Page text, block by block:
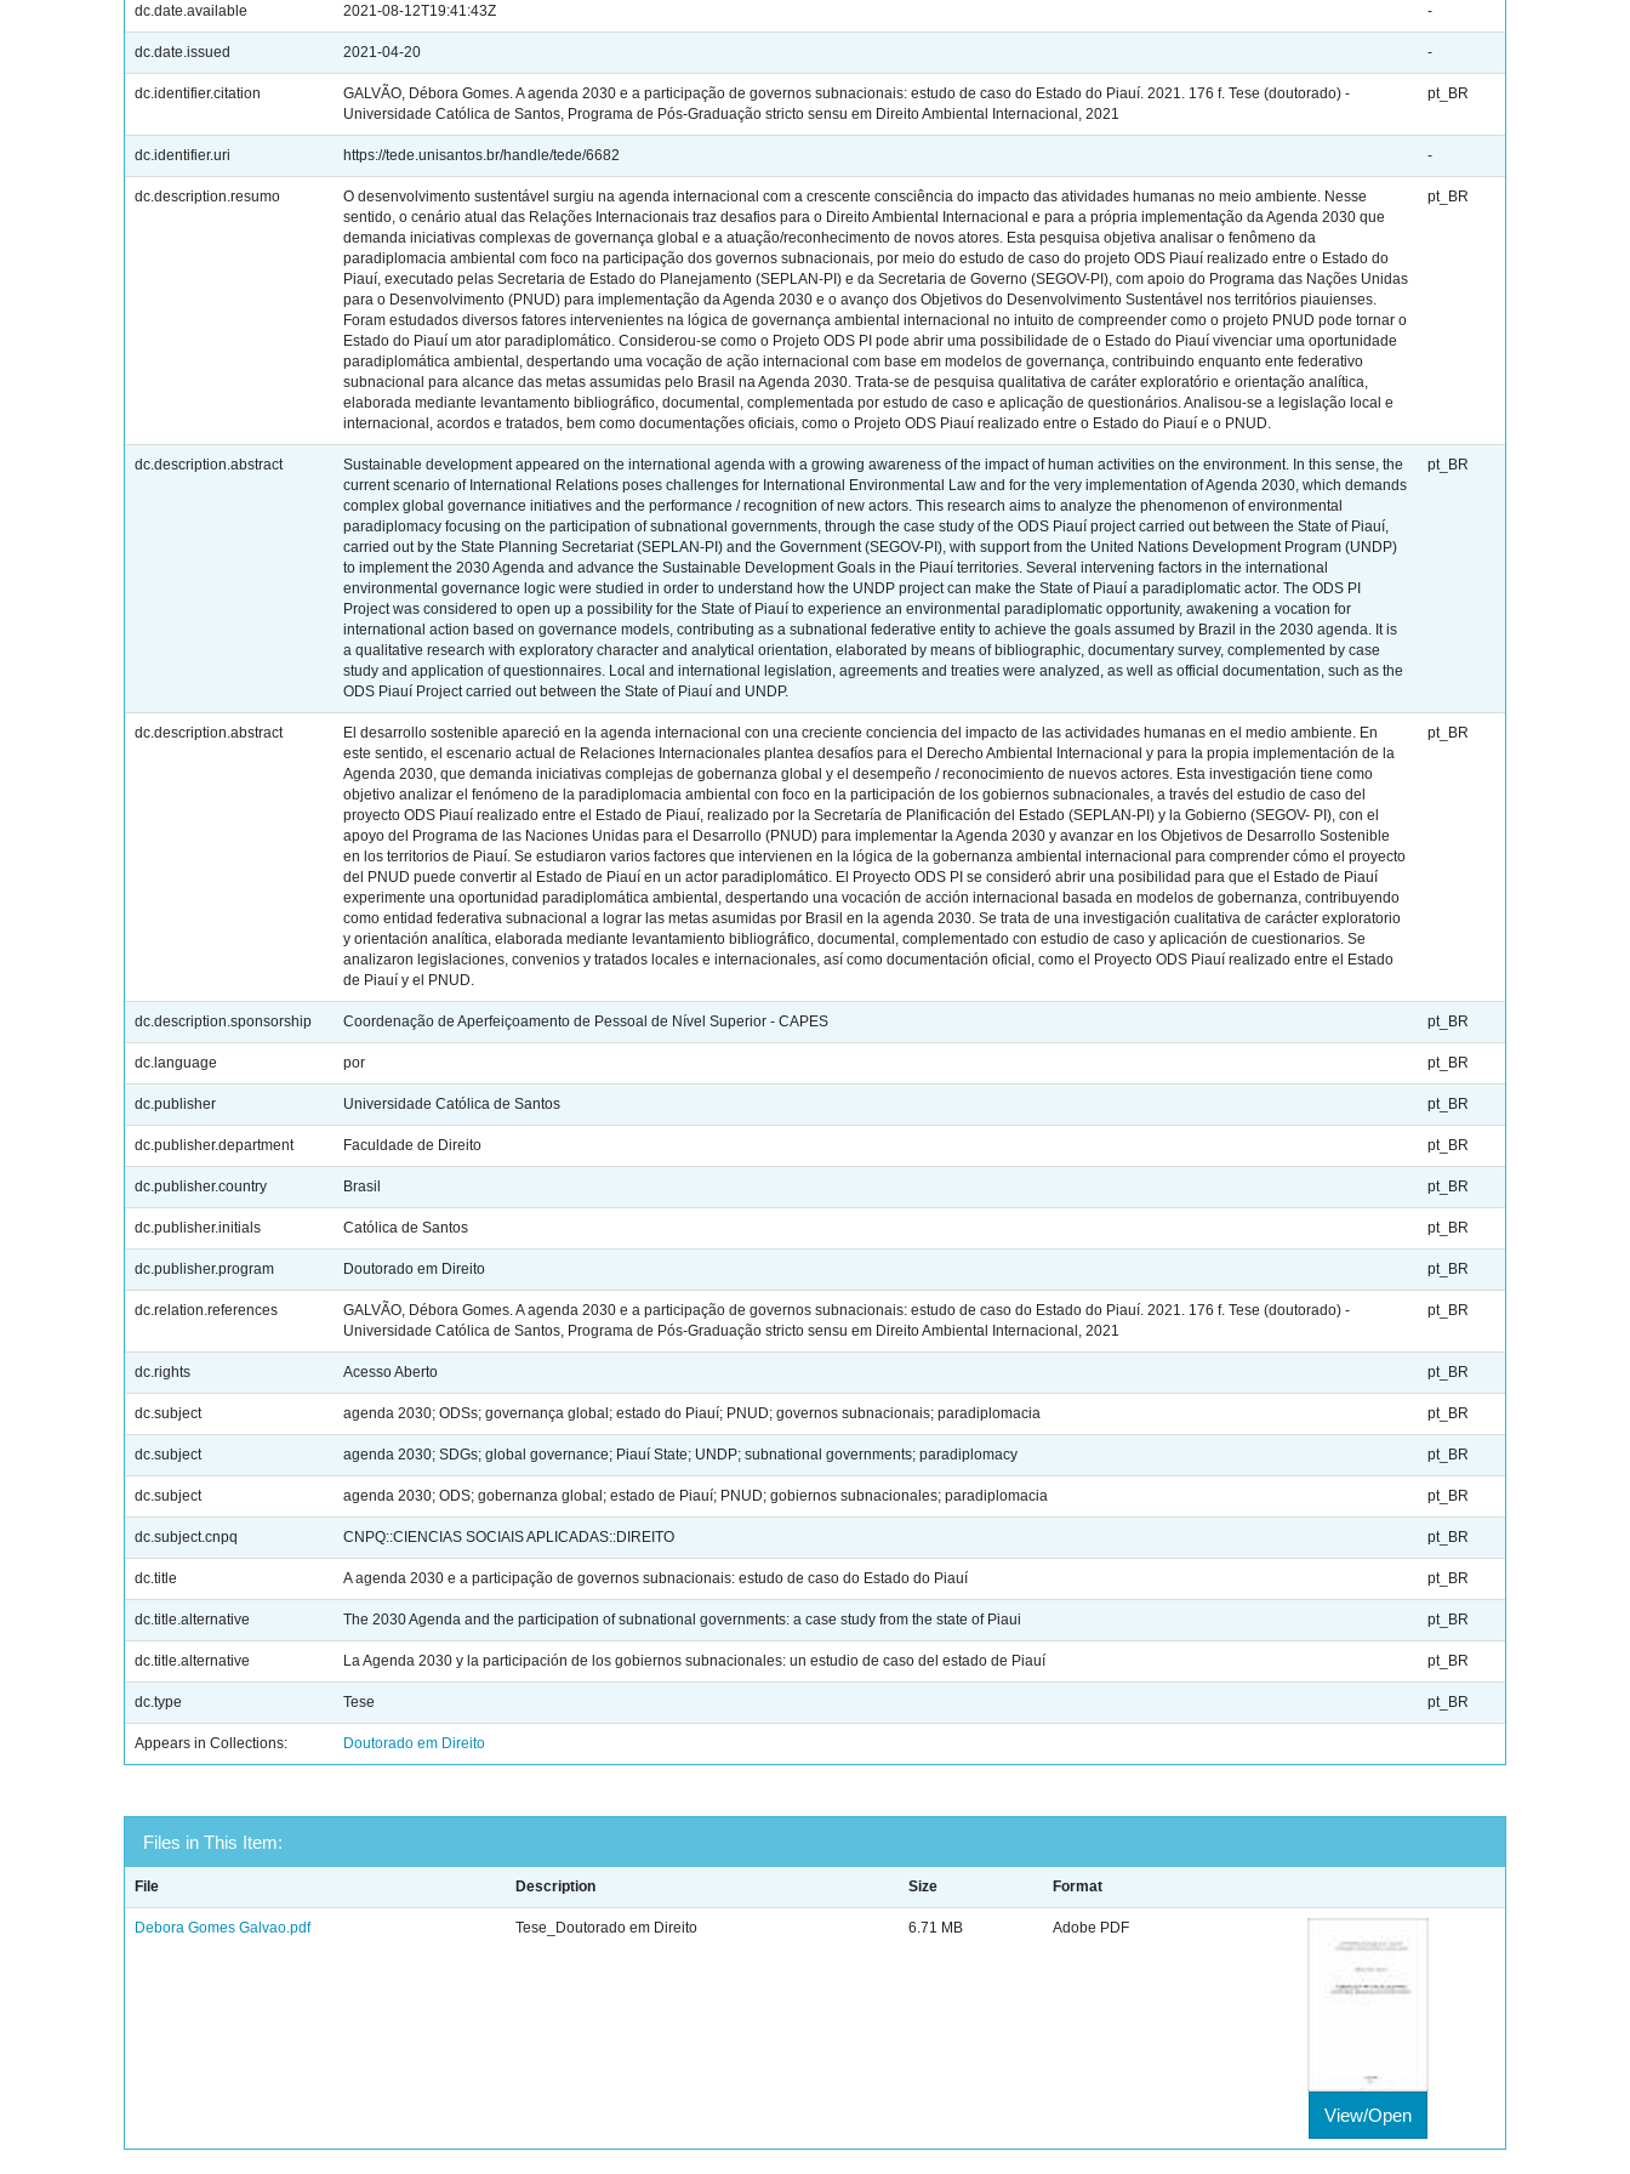
dc.date.available 2021-08-12T19:41:43Z -
dc.date.issued 2021-04-20 -
dc.identifier.citation
GALVÃO, Débora Gomes. A agenda 2030 e a participação de governos subnacionais: estudo de caso do Estado do Piauí. 2021. 176 f. Tese (doutorado) -
Universidade Católica de Santos, Programa de Pós-Graduação stricto sensu em Direito Ambiental Internacional, 2021
pt_BR
dc.identifier.uri https://tede.unisantos.br/handle/tede/6682 -
dc.description.resumo
O desenvolvimento sustentável surgiu na agenda internacional com a crescente consciência do impacto das atividades humanas no meio ambiente. Nesse
sentido, o cenário atual das Relações Internacionais traz desafios para o Direito Ambiental Internacional e para a própria implementação da Agenda 2030 que
demanda iniciativas complexas de governança global e a atuação/reconhecimento de novos atores. Esta pesquisa objetiva analisar o fenômeno da
paradiplomacia ambiental com foco na participação dos governos subnacionais, por meio do estudo de caso do projeto ODS Piauí realizado entre o Estado do
Piauí, executado pelas Secretaria de Estado do Planejamento (SEPLAN-PI) e da Secretaria de Governo (SEGOV-PI), com apoio do Programa das Nações Unidas
para o Desenvolvimento (PNUD) para implementação da Agenda 2030 e o avanço dos Objetivos do Desenvolvimento Sustentável nos territórios piauienses.
Foram estudados diversos fatores intervenientes na lógica de governança ambiental internacional no intuito de compreender como o projeto PNUD pode tornar o
Estado do Piauí um ator paradiplomático. Considerou-se como o Projeto ODS PI pode abrir uma possibilidade de o Estado do Piauí vivenciar uma oportunidade
paradiplomática ambiental, despertando uma vocação de ação internacional com base em modelos de governança, contribuindo enquanto ente federativo
subnacional para alcance das metas assumidas pelo Brasil na Agenda 2030. Trata-se de pesquisa qualitativa de caráter exploratório e orientação analítica,
elaborada mediante levantamento bibliográfico, documental, complementada por estudo de caso e aplicação de questionários. Analisou-se a legislação local e
internacional, acordos e tratados, bem como documentações oficiais, como o Projeto ODS Piauí realizado entre o Estado do Piauí e o PNUD.
pt_BR
dc.description.abstract
Sustainable development appeared on the international agenda with a growing awareness of the impact of human activities on the environment. In this sense, the
current scenario of International Relations poses challenges for International Environmental Law and for the very implementation of Agenda 2030, which demands
complex global governance initiatives and the performance / recognition of new actors. This research aims to analyze the phenomenon of environmental
paradiplomacy focusing on the participation of subnational governments, through the case study of the ODS Piauí project carried out between the State of Piauí,
carried out by the State Planning Secretariat (SEPLAN-PI) and the Government (SEGOV-PI), with support from the United Nations Development Program (UNDP)
to implement the 2030 Agenda and advance the Sustainable Development Goals in the Piauí territories. Several intervening factors in the international
environmental governance logic were studied in order to understand how the UNDP project can make the State of Piauí a paradiplomatic actor. The ODS PI
Project was considered to open up a possibility for the State of Piauí to experience an environmental paradiplomatic opportunity, awakening a vocation for
international action based on governance models, contributing as a subnational federative entity to achieve the goals assumed by Brazil in the 2030 agenda. It is
a qualitative research with exploratory character and analytical orientation, elaborated by means of bibliographic, documentary survey, complemented by case
study and application of questionnaires. Local and international legislation, agreements and treaties were analyzed, as well as official documentation, such as the
ODS Piauí Project carried out between the State of Piauí and UNDP.
pt_BR
dc.description.abstract
El desarrollo sostenible apareció en la agenda internacional con una creciente conciencia del impacto de las actividades humanas en el medio ambiente. En
este sentido, el escenario actual de Relaciones Internacionales plantea desafíos para el Derecho Ambiental Internacional y para la propia implementación de la
Agenda 2030, que demanda iniciativas complejas de gobernanza global y el desempeño / reconocimiento de nuevos actores. Esta investigación tiene como
objetivo analizar el fenómeno de la paradiplomacia ambiental con foco en la participación de los gobiernos subnacionales, a través del estudio de caso del
proyecto ODS Piauí realizado entre el Estado de Piauí, realizado por la Secretaría de Planificación del Estado (SEPLAN-PI) y la Gobierno (SEGOV- PI), con el
apoyo del Programa de las Naciones Unidas para el Desarrollo (PNUD) para implementar la Agenda 2030 y avanzar en los Objetivos de Desarrollo Sostenible
en los territorios de Piauí. Se estudiaron varios factores que intervienen en la lógica de la gobernanza ambiental internacional para comprender cómo el proyecto
del PNUD puede convertir al Estado de Piauí en un actor paradiplomático. El Proyecto ODS PI se consideró abrir una posibilidad para que el Estado de Piauí
experimente una oportunidad paradiplomática ambiental, despertando una vocación de acción internacional basada en modelos de gobernanza, contribuyendo
como entidad federativa subnacional a lograr las metas asumidas por Brasil en la agenda 2030. Se trata de una investigación cualitativa de carácter exploratorio
y orientación analítica, elaborada mediante levantamiento bibliográfico, documental, complementado con estudio de caso y aplicación de cuestionarios. Se
analizaron legislaciones, convenios y tratados locales e internacionales, así como documentación oficial, como el Proyecto ODS Piauí realizado entre el Estado
de Piauí y el PNUD.
pt_BR
dc.description.sponsorship Coordenação de Aperfeiçoamento de Pessoal de Nível Superior - CAPES pt_BR
dc.language por pt_BR
dc.publisher Universidade Católica de Santos pt_BR
dc.publisher.department Faculdade de Direito pt_BR
dc.publisher.country Brasil pt_BR
dc.publisher.initials Católica de Santos pt_BR
dc.publisher.program Doutorado em Direito pt_BR
dc.relation.references
GALVÃO, Débora Gomes. A agenda 2030 e a participação de governos subnacionais: estudo de caso do Estado do Piauí. 2021. 176 f. Tese (doutorado) -
Universidade Católica de Santos, Programa de Pós-Graduação stricto sensu em Direito Ambiental Internacional, 2021
pt_BR
dc.rights Acesso Aberto pt_BR
dc.subject agenda 2030; ODSs; governança global; estado do Piauí; PNUD; governos subnacionais; paradiplomacia pt_BR
dc.subject agenda 2030; SDGs; global governance; Piauí State; UNDP; subnational governments; paradiplomacy pt_BR
dc.subject agenda 2030; ODS; gobernanza global; estado de Piauí; PNUD; gobiernos subnacionales; paradiplomacia pt_BR
dc.subject.cnpq CNPQ::CIENCIAS SOCIAIS APLICADAS::DIREITO pt_BR
dc.title A agenda 2030 e a participação de governos subnacionais: estudo de caso do Estado do Piauí pt_BR
dc.title.alternative The 2030 Agenda and the participation of subnational governments: a case study from the state of Piaui pt_BR
dc.title.alternative La Agenda 2030 y la participación de los gobiernos subnacionales: un estudio de caso del estado de Piauí pt_BR
dc.type Tese pt_BR
Appears in Collections: Doutorado em Direito
Files in This Item:
File Description Size Format
Debora Gomes Galvao.pdf Tese_Doutorado em Direito 6.71 MB Adobe PDF
View/Open